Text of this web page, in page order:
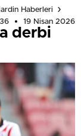
Haberleri
19 Nisan 2026
derbi